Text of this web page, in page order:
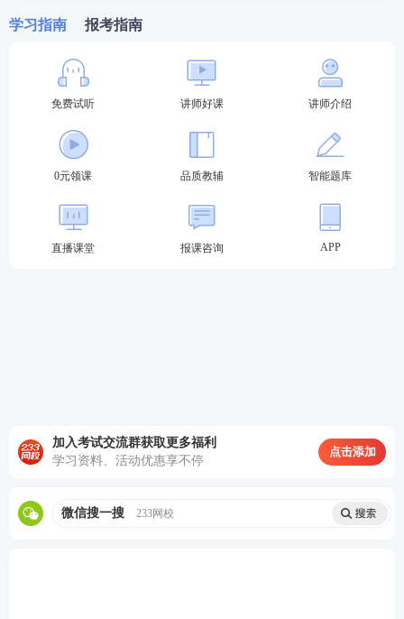
看了一下集卡规则，与其说是做任务，不如说是帮自
领个体验课或训练营，抽卡次数+1
。233网校覆盖
一建考试各学习阶段、各类型的备考课程资料。反正
要学，顺手领一下，不亏。[进入领取
模考组队，抽卡次数+1。备考最怕孤军奋战，拉个
✅哪怕下单或支付满99元(活动期内一次+3次抽卡机
0年了，课程体系、AI题库、教辅资料都算成熟，帮
学习指南 报考指南
免费试听 讲师好课 讲师介绍
0元领课 品质教辅 智能题库
直播课堂 报课咨询 APP
加入考试交流群获取更多福利
学习资料、活动优惠享不停
点击添加
微信搜一搜 233网校